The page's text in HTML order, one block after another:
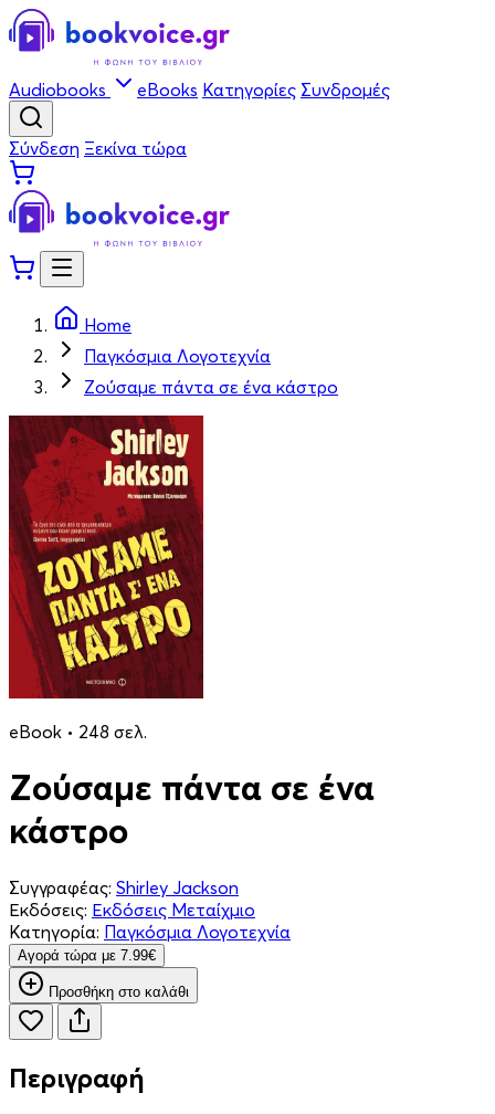
Audiobooks eBooks Κατηγορίες Συνδρομές
Σύνδεση Ξεκίνα τώρα
Home
Παγκόσμια Λογοτεχνία
Ζούσαμε πάντα σε ένα κάστρο
eBook • 248 σελ.
Ζούσαμε πάντα σε ένα
κάστρο
Συγγραφέας: Shirley Jackson
Εκδόσεις: Εκδόσεις Μεταίχμιο
Κατηγορία: Παγκόσμια Λογοτεχνία
Aγορά τώρα με 7.99€
Προσθήκη στο καλάθι
Περιγραφή